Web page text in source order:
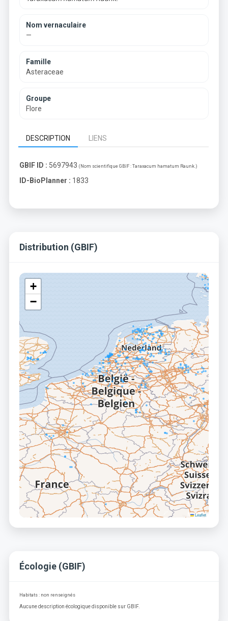
Nom vernaculaire
—
Famille
Asteraceae
Groupe
Flore
DESCRIPTION LIENS
GBIF ID : 5697943 (Nom scientifique GBIF : Taraxacum hamatum Raunk.)
ID-BioPlanner : 1833
Distribution (GBIF)
+
−
Leaflet
Écologie (GBIF)
Habitats : non renseignés
Aucune description écologique disponible sur GBIF.